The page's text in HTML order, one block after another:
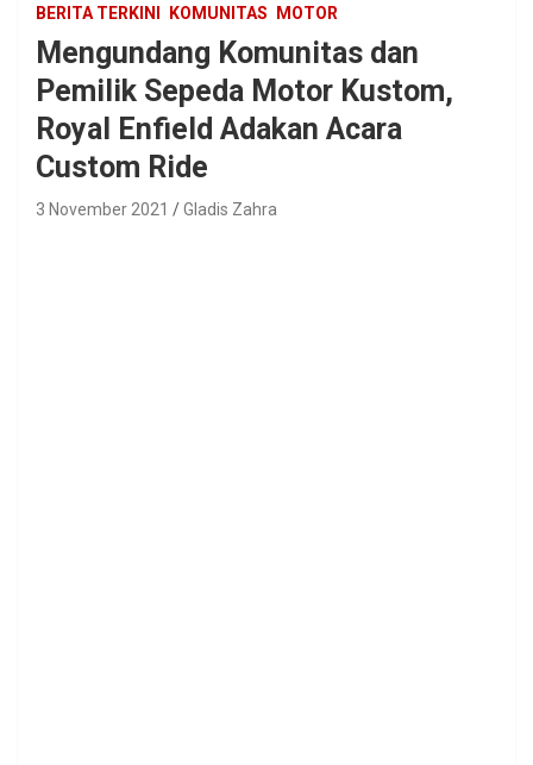
BERITA TERKINI KOMUNITAS MOTOR
Mengundang Komunitas dan
Pemilik Sepeda Motor Kustom,
Royal Enfield Adakan Acara
Custom Ride
3 November 2021 Gladis Zahra